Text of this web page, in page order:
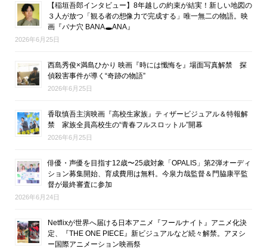
【稲垣吾郎インタビュー】8年越しの約束が結実！新しい地図の
３人が放つ「観る者の想像力で完成する」唯一無二の物語。映
画『バナ穴 BANA🕳ANA』
2026年6月25日
西島秀俊×満島ひかり 映画『時には懺悔を』場面写真解禁 探
偵殺害事件が導く“奇跡の物語”
2026年6月25日
香取慎吾主演映画『高校生家族』ティザービジュアル＆特報解
禁 家族全員高校生の“青春フルスロットル”開幕
2026年6月25日
俳優・声優を目指す12歳〜25歳対象「OPALIS」第2弾オーディ
ション募集開始、育成費用は無料。今泉力哉監督＆門脇康平監
督が最終審査に参加
2026年6月24日
Netflixが世界へ届ける日本アニメ『フールナイト』アニメ化決
定、『THE ONE PIECE』新ビジュアルなど続々解禁。アヌシ
ー国際アニメーション映画祭